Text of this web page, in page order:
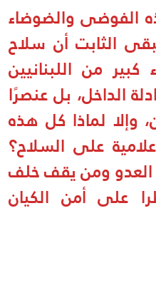
والضوضاء
الثابت أن سلاح
كبير من اللبنانيين
الداخل، بل عنصرًا
وإلا لماذا كل هذه
على السلاح؟
ومن يقف خلف
على أمن الكيان